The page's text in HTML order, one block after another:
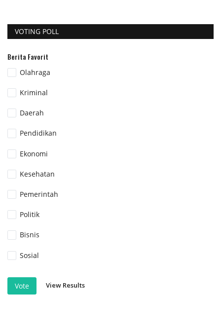
VOTING POLL
Berita Favorit
Olahraga
Kriminal
Daerah
Pendidikan
Ekonomi
Kesehatan
Pemerintah
Politik
Bisnis
Sosial
Vote View Results